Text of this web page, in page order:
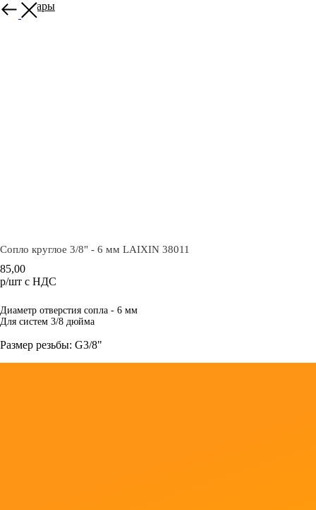
Все товары
Сопло круглое 3/8" - 6 мм LAIXIN 38011
85,00
р/шт c НДС
Диаметр отверстия сопла - 6 мм
Для систем 3/8 дюйма
Размер резьбы: G3/8"